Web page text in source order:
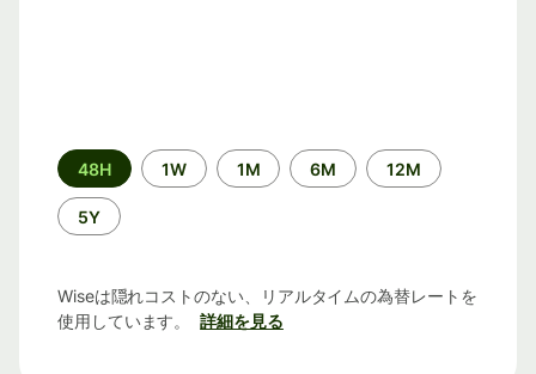
期
間
48H 1W 1M 6M 12M
5Y
Wiseは隠れコストのない、リアルタイムの為替レートを
使用しています。
詳細を見る